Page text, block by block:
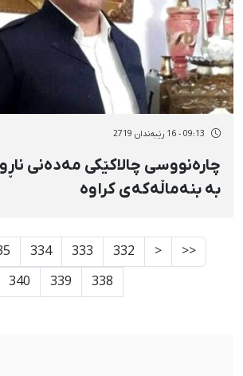
09:13 - 16 رێبەندان 2719
چارەنووسی چالاکێکی مەدەنی
بە بنەماڵەکەی کراوە
<<
<
332
333
334
338
339
340